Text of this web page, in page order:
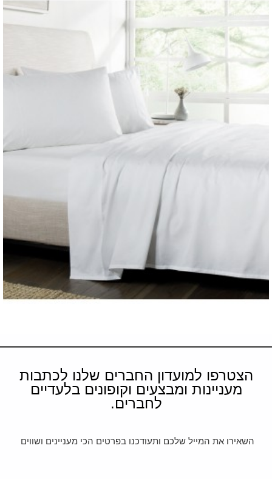
הצטרפו למועדון החברים שלנו לכתבות
מעניינות ומבצעים וקופונים בלעדיים
לחברים.
השאירו את המייל שלכם ותעודכנו בפרטים הכי מעניינים ושווים